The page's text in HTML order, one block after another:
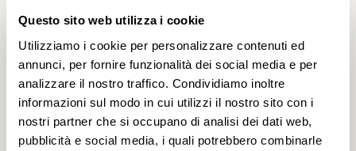
Questo sito web utilizza i cookie
Utilizziamo i cookie per personalizzare contenuti ed
annunci, per fornire funzionalità dei social media e per
analizzare il nostro traffico. Condividiamo inoltre
informazioni sul modo in cui utilizzi il nostro sito con i
nostri partner che si occupano di analisi dei dati web,
pubblicità e social media, i quali potrebbero combinarle
ISCRIZIONI
Iscrizione possibile fino al 02.06.2026
Iscrizione